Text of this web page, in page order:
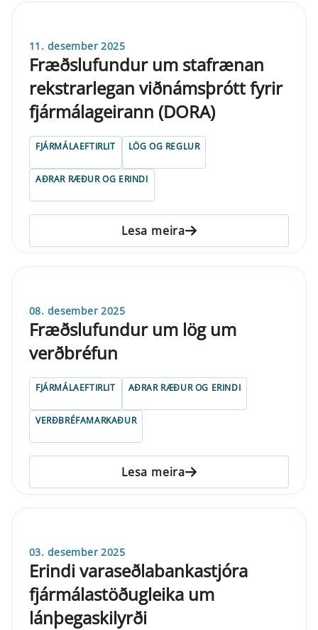
11. desember 2025
Fræðslufundur um stafrænan
rekstrarlegan viðnámsþrótt fyrir
fjármálageirann (DORA)
FJÁRMÁLAEFTIRLIT LÖG OG REGLUR
AÐRAR RÆÐUR OG ERINDI
Lesa meira
08. desember 2025
Fræðslufundur um lög um
verðbréfun
FJÁRMÁLAEFTIRLIT AÐRAR RÆÐUR OG ERINDI
VERÐBRÉFAMARKAÐUR
Lesa meira
03. desember 2025
Erindi varaseðlabankastjóra
fjármálastöðugleika um
lánþegaskilyrði